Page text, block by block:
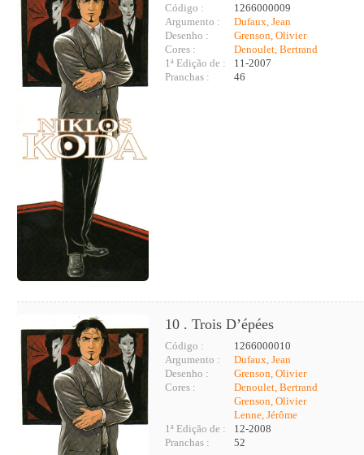
Código :
1266000009
Argumento :
Dufaux, Jean
Desenho :
Grenson, Olivier
Cores :
Denoulet, Bertrand
1ª Edição de :
11-2007
Pranchas :
46
10 . Trois D’épées
Código :
1266000010
Argumento :
Dufaux, Jean
Desenho :
Grenson, Olivier
Cores :
Denoulet, Bertrand
Grenson, Olivier
Lenne, Jérôme
1ª Edição de :
12-2008
Pranchas :
52